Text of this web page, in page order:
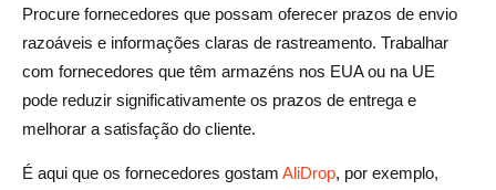
Procure fornecedores que possam oferecer prazos de envio
razoáveis e informações claras de rastreamento. Trabalhar
com fornecedores que têm armazéns nos EUA ou na UE
pode reduzir significativamente os prazos de entrega e
melhorar a satisfação do cliente.
É aqui que os fornecedores gostam AliDrop, por exemplo,